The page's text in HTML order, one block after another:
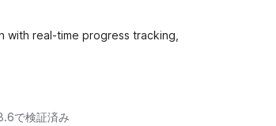
with real-time progress tracking,
で検証済み